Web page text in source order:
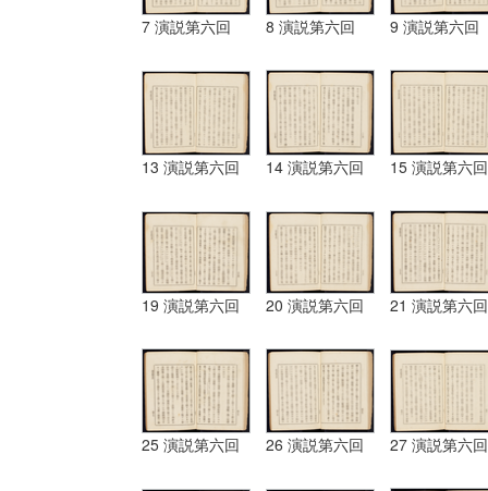
7 演説第六回 8 演説第六回 9 演説第六回
13 演説第六回 14 演説第六回 15 演説第六回
19 演説第六回 20 演説第六回 21 演説第六回
25 演説第六回 26 演説第六回 27 演説第六回